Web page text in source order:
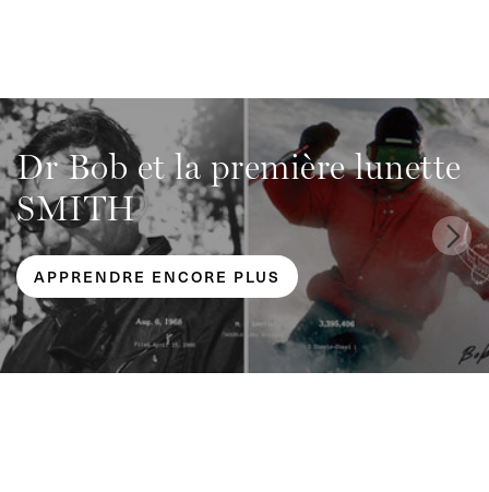
Dr Bob et la première lunette
SMITH
APPRENDRE ENCORE PLUS